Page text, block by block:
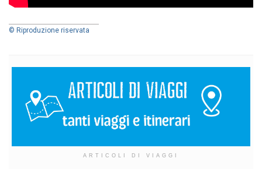
© Riproduzione riservata
ARTICOLI DI VIAGGI